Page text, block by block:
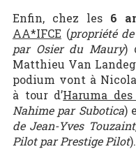
Enfin, chez les 6
AA*IFCE (propriété
par Osier du Maury)
Matthieu Van
podium vont à
à tour d’Haruma des
Nahime par Subotica)
de Jean-Yves
Pilot par Prestige Pilot).